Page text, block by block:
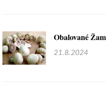
Obalované
21.8.2024